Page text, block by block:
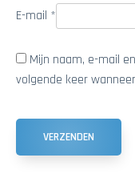
E-mail *
Mijn naam, e-mail
volgende keer